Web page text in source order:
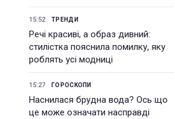
15:52 ТРЕНДИ
Речі красиві, а образ дивний:
стилістка пояснила помилку, яку
роблять усі модниці
15:27 ГОРОСКОПИ
Наснилася брудна вода? Ось що
це може означати насправді